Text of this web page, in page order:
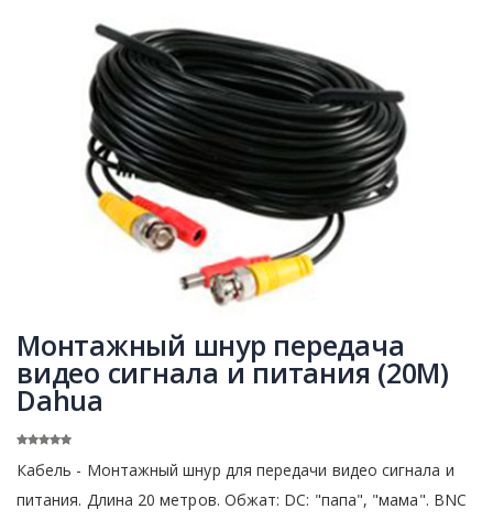
Монтажный шнур передача
видео сигнала и питания (20М)
Dahua
Кабель - Монтажный шнур для передачи видео сигнала и
питания. Длина 20 метров. Обжат: DC: "папа", "мама". BNC